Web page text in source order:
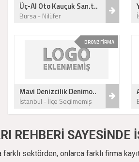
Üç-Al Oto Kauçuk San.t..
Bursa - Nilüfer
BRONZ FİRMA
Mavi Denizcilik Denimo..
İstanbul - İlçe Seçilmemiş
REHBERİ SAYESİNDE
sektörden, onlarca farklı firma